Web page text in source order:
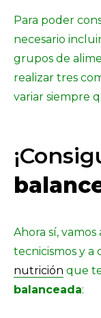
Para poder
necesario
grupos de
realizar tres
variar siempre
Ahora sí,
tecnicismos y a
nutrición que
balanceada: